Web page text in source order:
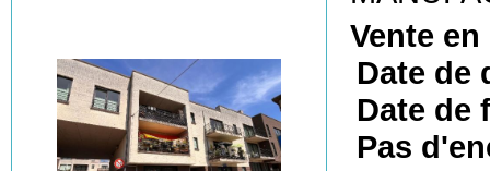
Vente
Date de
Date de
Pas